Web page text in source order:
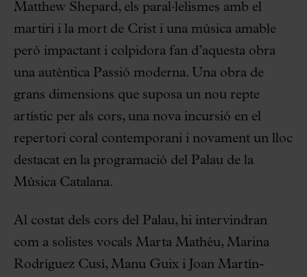
Matthew Shepard, els paral·lelismes amb el
martiri i la mort de Crist i una música amable
però impactant i colpidora fan d’aquesta obra
una autèntica Passió moderna. Una obra de
grans dimensions que suposa un nou repte
artístic per als cors, una nova incursió en el
repertori coral contemporani i novament un lloc
destacat en la programació del Palau de la
Música Catalana.
Al costat dels cors del Palau, hi intervindran
com a solistes vocals Marta Mathéu, Marina
Rodríguez Cusí, Manu Guix i Joan Martín-